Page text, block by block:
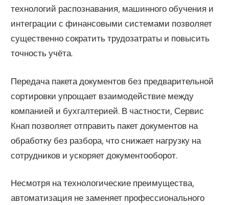
технологий распознавания, машинного обучения и
интеграции с финансовыми системами позволяет
существенно сократить трудозатраты и повысить
точность учёта.
Передача пакета документов без предварительной
сортировки упрощает взаимодействие между
компанией и бухгалтерией. В частности, Сервис
Кнап позволяет отправить пакет документов на
обработку без разбора, что снижает нагрузку на
сотрудников и ускоряет документооборот.
Несмотря на технологические преимущества,
автоматизация не заменяет профессионального